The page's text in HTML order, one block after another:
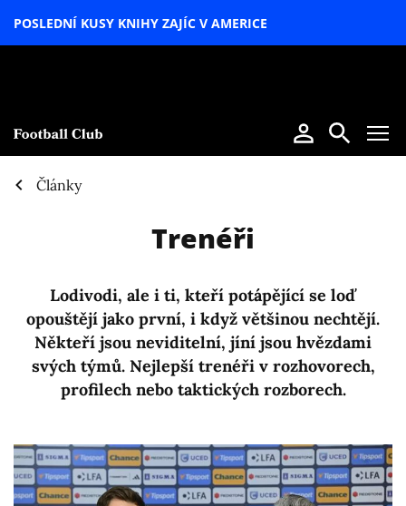
POSLEDNÍ KUSY KNIHY ZAJÍC V AMERICE
Články
Trenéři
Lodivodi, ale i ti, kteří potápějící se loď
opouštějí jako první, i když většinou nechtějí.
Někteří jsou neviditelní, jíní jsou hvězdami
svých týmů. Nejlepší trenéři v rozhovorech,
profilech nebo taktických rozborech.